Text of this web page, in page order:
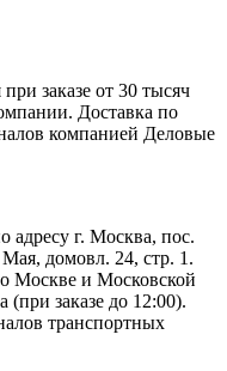
заказе от 30 тысяч
Доставка по
компанией Деловые
адресу г. Москва, пос.
домовл. 24, стр. 1.
Москве и Московской
(при заказе до 12:00).
транспортных